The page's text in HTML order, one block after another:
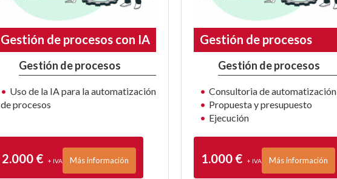
Gestión de procesos con IA
Gestión de procesos
Uso de la IA para la automatización
de procesos
2.000 € + IVA Más información
Gestión de procesos
Gestión de procesos
Consultoria de automatización
Propuesta y presupuesto
Ejecución
1.000 € + IVA Más información